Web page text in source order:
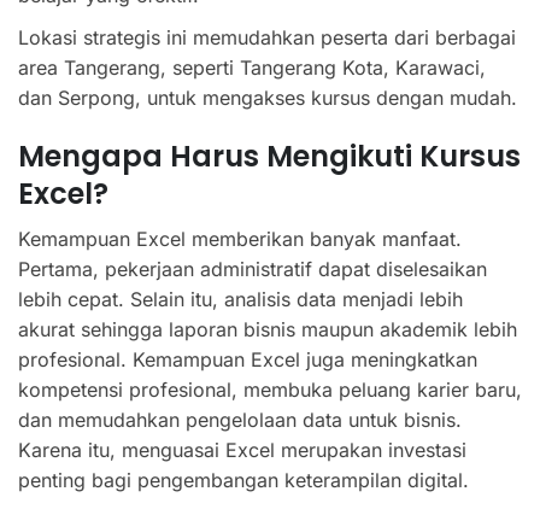
Lokasi strategis ini memudahkan peserta dari berbagai
area Tangerang, seperti Tangerang Kota, Karawaci,
dan Serpong, untuk mengakses kursus dengan mudah.
Mengapa Harus Mengikuti Kursus
Excel?
Kemampuan Excel memberikan banyak manfaat.
Pertama, pekerjaan administratif dapat diselesaikan
lebih cepat. Selain itu, analisis data menjadi lebih
akurat sehingga laporan bisnis maupun akademik lebih
profesional. Kemampuan Excel juga meningkatkan
kompetensi profesional, membuka peluang karier baru,
dan memudahkan pengelolaan data untuk bisnis.
Karena itu, menguasai Excel merupakan investasi
penting bagi pengembangan keterampilan digital.